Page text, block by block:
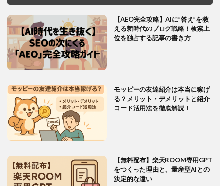
【AEO完全攻略】AIに”答え”を教
える新時代のブログ戦略！検索上
位を独占する記事の書き方
モッピーの友達紹介は本当に稼げ
る？メリット・デメリットと紹介
コード活用法を徹底解説！
【無料配布】楽天ROOM専用GPT
をつくった理由と、量産型AIとの
決定的な違い